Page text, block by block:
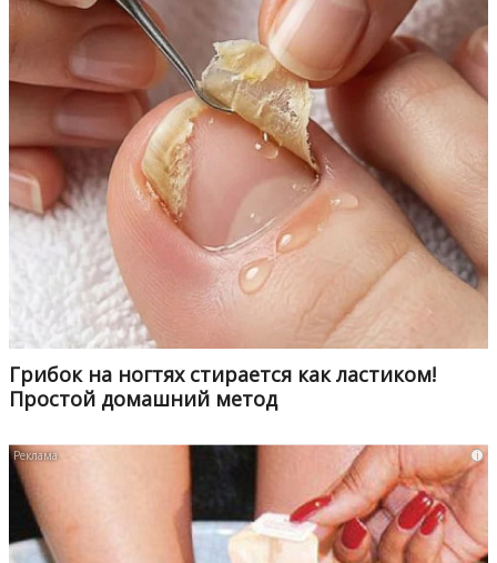
Грибок на ногтях стирается как ластиком!
Простой домашний метод
i